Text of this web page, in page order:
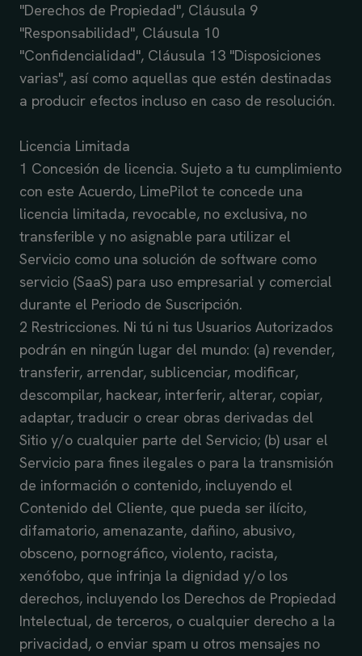
"Derechos de Propiedad", Cláusula 9
"Responsabilidad", Cláusula 10
"Confidencialidad", Cláusula 13 "Disposiciones
varias", así como aquellas que estén destinadas
a producir efectos incluso en caso de resolución.
Licencia Limitada
1 Concesión de licencia. Sujeto a tu cumplimiento
con este Acuerdo, LimePilot te concede una
licencia limitada, revocable, no exclusiva, no
transferible y no asignable para utilizar el
Servicio como una solución de software como
servicio (SaaS) para uso empresarial y comercial
durante el Periodo de Suscripción.
2 Restricciones. Ni tú ni tus Usuarios Autorizados
podrán en ningún lugar del mundo: (a) revender,
transferir, arrendar, sublicenciar, modificar,
descompilar, hackear, interferir, alterar, copiar,
adaptar, traducir o crear obras derivadas del
Sitio y/o cualquier parte del Servicio; (b) usar el
Servicio para fines ilegales o para la transmisión
de información o contenido, incluyendo el
Contenido del Cliente, que pueda ser ilícito,
difamatorio, amenazante, dañino, abusivo,
obsceno, pornográfico, violento, racista,
xenófobo, que infrinja la dignidad y/o los
derechos, incluyendo los Derechos de Propiedad
Intelectual, de terceros, o cualquier derecho a la
privacidad, o enviar spam u otros mensajes no